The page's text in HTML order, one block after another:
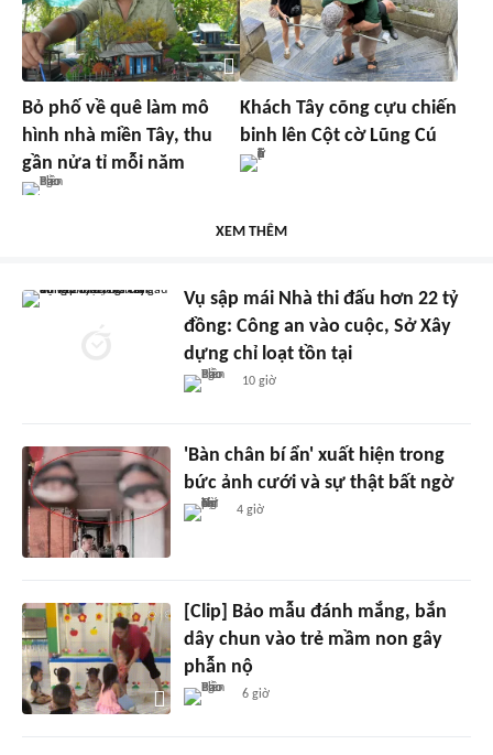
Bỏ phố về quê làm mô
hình nhà miền Tây, thu
gần nửa tỉ mỗi năm
Khách Tây cõng cựu chiến
binh lên Cột cờ Lũng Cú
XEM THÊM
Vụ sập mái Nhà thi đấu hơn 22 tỷ
đồng: Công an vào cuộc, Sở Xây
dựng chỉ loạt tồn tại
10 giờ
'Bàn chân bí ẩn' xuất hiện trong
bức ảnh cưới và sự thật bất ngờ
4 giờ
[Clip] Bảo mẫu đánh mắng, bắn
dây chun vào trẻ mầm non gây
phẫn nộ
6 giờ